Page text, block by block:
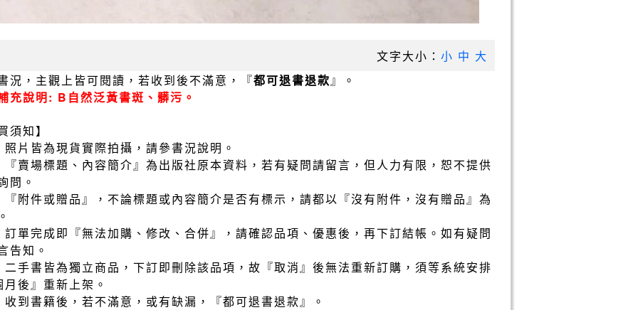
文字大小： 小 中 大
況，主觀上皆可閱讀，若收到後不滿意，『都可退書退款』。
充說明: B自然泛黃書斑、髒污。
須知】
照片皆為現貨實際拍攝，請參書況說明。
『賣場標題、內容簡介』為出版社原本資料，若有疑問請留言，但人力有限，恕不提供
問。
『附件或贈品』，不論標題或內容簡介是否有標示，請都以『沒有附件，沒有贈品』為
訂單完成即『無法加購、修改、合併』，請確認品項、優惠後，再下訂結帳。如有疑問
告知。
二手書皆為獨立商品，下訂即刪除該品項，故『取消』後無法重新訂購，須等系統安排
後』重新上架。
收到書籍後，若不滿意，或有缺漏，『都可退書退款』。